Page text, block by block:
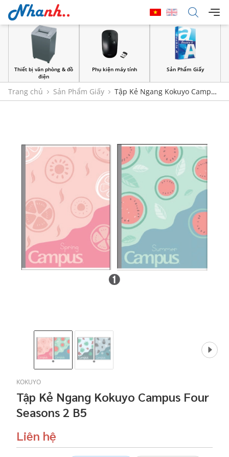
Thiết bị văn phòng & đồ
điện
Phụ kiện máy tính Sản Phẩm Giấy
Trang chủ Sản Phẩm Giấy
Tập Kẻ Ngang Kokuyo Campus
Four Seasons 2 B5
KOKUYO
Tập Kẻ Ngang Kokuyo Campus Four
Seasons 2 B5
Liên hệ